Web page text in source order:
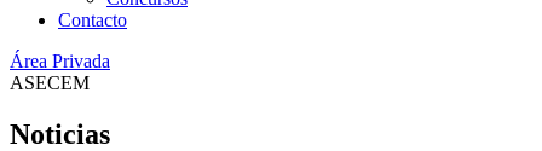
Contacto
Área Privada
ASECEM
Noticias